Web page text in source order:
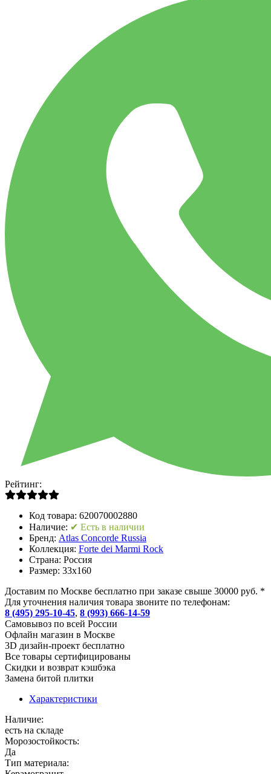
Рейтинг:
Код товара: 620070002880
Наличие: ✔ Есть в наличии
Бренд: Atlas Concorde Russia
Коллекция: Forte dei Marmi Rock
Страна: Россия
Размер: 33x160
Доставим по Москве бесплатно при заказе свыше 30000 руб. *
Для уточнения наличия товара звоните по телефонам:
8 (495) 295-10-45, 8 (993) 666-14-59
Cамовывоз по всей России
Офлайн магазин в Москве
3D дизайн-проект бесплатно
Все товары сертифицированы
Скидки и возврат кэшбэка
Замена битой плитки
Характеристики
Наличие:
есть на складе
Морозостойкость:
Да
Тип материала: